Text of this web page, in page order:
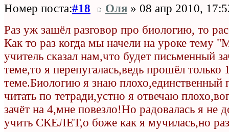
Номер поста:#18 Оля » 08 апр 2010,
Раз уж зашёл разговор про биологию, то
Как то раз когда мы начели на уроке тему
учитель сказал нам,что будет письменный
теме,то я перепугалась,ведь прошёл только
теме.Биологию я знаю
читать по тетради,устно я отвечаю
зачёт на 4,мне повезло!Но радовалась я не
учить СКЕЛЕТ,о боже как я мучилась,но